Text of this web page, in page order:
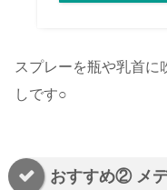
スプレーを瓶や乳首に
しです○
おすすめ② メ